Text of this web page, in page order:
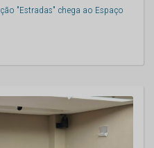
"Estradas" chega ao Espaço